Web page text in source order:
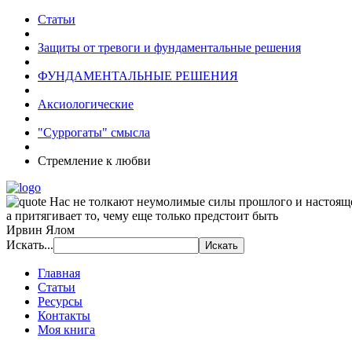
Статьи
Защиты от тревоги и фундаментальные решения
ФУНДАМЕНТАЛЬНЫЕ РЕШЕНИЯ
Аксиологические
"Суррогаты" смысла
Стремление к любви
Нас не толкают неумолимые силы прошлого и
а притягивает то, чему еще только предстоит быть
Ирвин Ялом
Искать...
Главная
Статьи
Ресурсы
Контакты
Моя книга